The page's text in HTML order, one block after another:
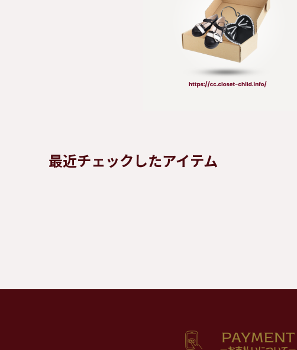
最近チェックしたアイテム